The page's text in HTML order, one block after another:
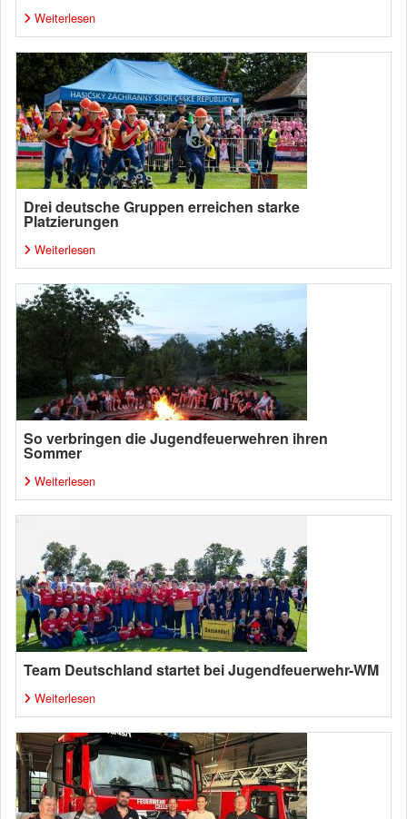
Weiterlesen
Drei deutsche Gruppen erreichen starke
Platzierungen
Weiterlesen
So verbringen die Jugendfeuerwehren ihren
Sommer
Weiterlesen
Team Deutschland startet bei Jugendfeuerwehr-WM
Weiterlesen